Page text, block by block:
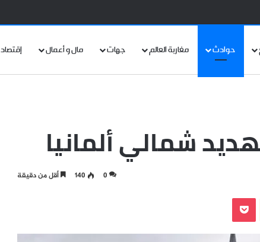
حوادث مغاربة العالم جهات مال و أعمال إقتصاد
شمالي ألمانيا
0
140 أقل من دقيقة
Odnoklassniki
‫Pocket